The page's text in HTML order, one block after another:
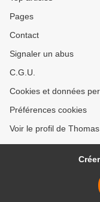
Pages
Contact
Signaler un abus
C.G.U.
Cookies et données
Préférences cookies
Voir le profil de